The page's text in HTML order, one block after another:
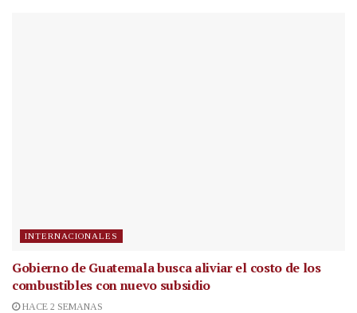
INTERNACIONALES
Gobierno de Guatemala busca aliviar el costo de los
combustibles con nuevo subsidio
HACE 2 SEMANAS